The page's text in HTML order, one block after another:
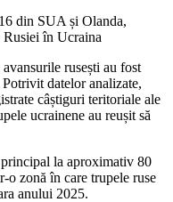
din SUA și Olanda,
Rusiei în Ucraina
rusești au fost
datelor analizate,
câștiguri teritoriale ale
ucrainene au reușit să
la aproximativ 80
o zonă în care trupele ruse
anului 2025.